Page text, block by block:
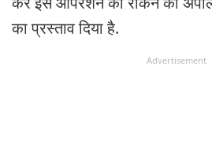
का प्रस्ताव दिया है.
Advertisement